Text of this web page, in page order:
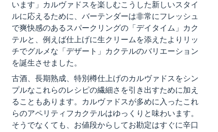
います」カルヴァドスを楽しむこうした新しいスタイ
ルに応えるために、バーテンダーは非常にフレッシュ
で爽快感のあるスパークリングの「デイタイム」カク
テルと、例えば仕上げに生クリームを添えたよりリッ
チでグルメな「デザート」カクテルのバリエーション
を誕生させました。
古酒、長期熟成、特別樽仕上げのカルヴァドスをシン
プルなこれらのレシピの繊細さを引き出すために加え
ることもあります。カルヴァドスが多めに入ったこれ
らのアペリティフカクテルはゆっくりと味わいます。
そうでなくても、お値段からしてお勘定はすぐに辛口